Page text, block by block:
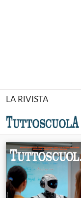
LA RIVISTA